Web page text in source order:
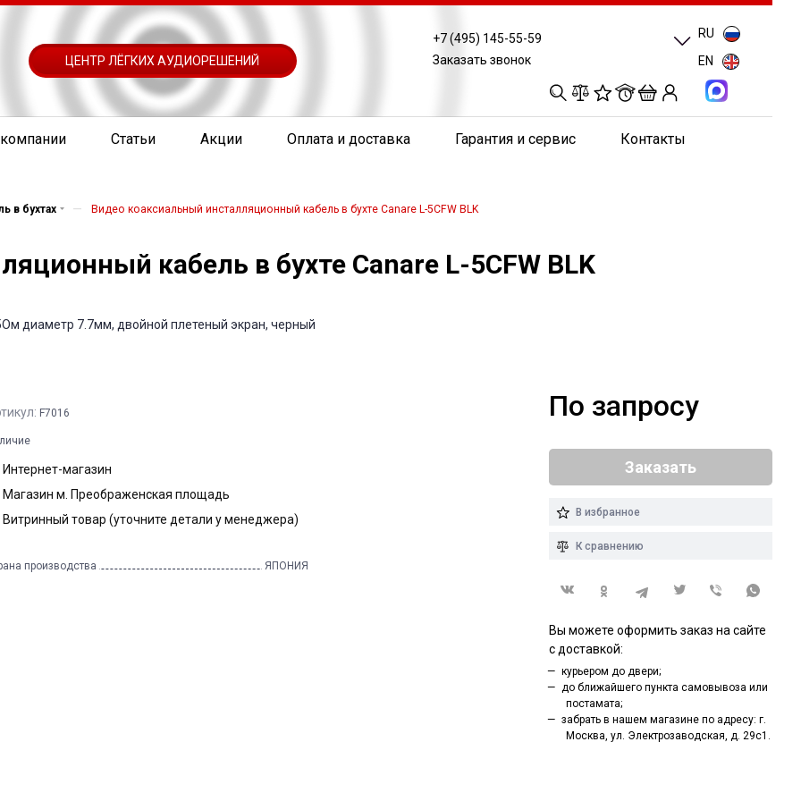
ЦЕНТР ЛЁГКИХ АУДИОРЕШЕНИЙ
+7 (495) 145-55-59
Заказать звонок
0
RU
EN
Статьи Акции Оплата и доставка Гарантия и сервис Контакты
в бухтах — Видео коаксиальный инсталляционный кабель в бухте Canare L-5CFW BLK
кабель в бухте Canare L-5CFW BLK
диаметр 7.7мм, двойной плетеный экран, черный
F7016
Интернет-магазин
Магазин м. Преображенская площадь
Витринный товар (уточните детали у менеджера)
производства ЯПОНИЯ
По запросу
Заказать
В избранное
К сравнению
Вы можете оформить заказ на сайте
с доставкой:
курьером до двери;
до ближайшего пункта самовывоза или
постамата;
забрать в нашем магазине по адресу: г.
Москва, ул. Электрозаводская, д. 29с1.